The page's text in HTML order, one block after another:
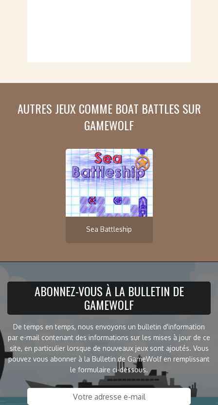
AUTRES JEUX COMME BOAT BATTLES SUR
GAMEWOLF
Sea Battleship
ABONNEZ-VOUS À LA BULLETIN DE
GAMEWOLF
De temps en temps, nous envoyons un bulletin d'information
par e-mail contenant des informations sur les mises à jour de ce
site, en particulier lorsque de nouveaux jeux sont ajoutés. Vous
pouvez vous abonner à la Bulletin de GameWolf en remplissant
le formulaire ci-dessous.